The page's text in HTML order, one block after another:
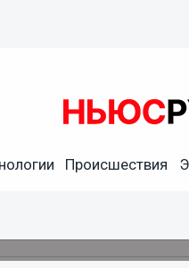
Происшествия
в Нижнем